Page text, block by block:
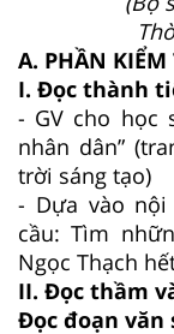
A. PHẦN
I. Đọc thành
- GV cho học
nhân dân”
trời sáng tạo)
- Dựa vào
cầu: Tìm
Ngọc Thạch
II. Đọc thầm
Đọc đoạn văn